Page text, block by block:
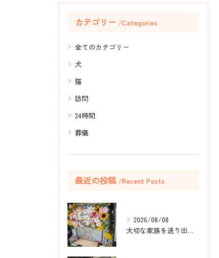
カテゴリー Categories
全てのカテゴリー
犬
猫
訪問
24時間
葬儀
最近の投稿 Recent Posts
2026/08/08
大切な家族を送り出すお手伝いをしました。